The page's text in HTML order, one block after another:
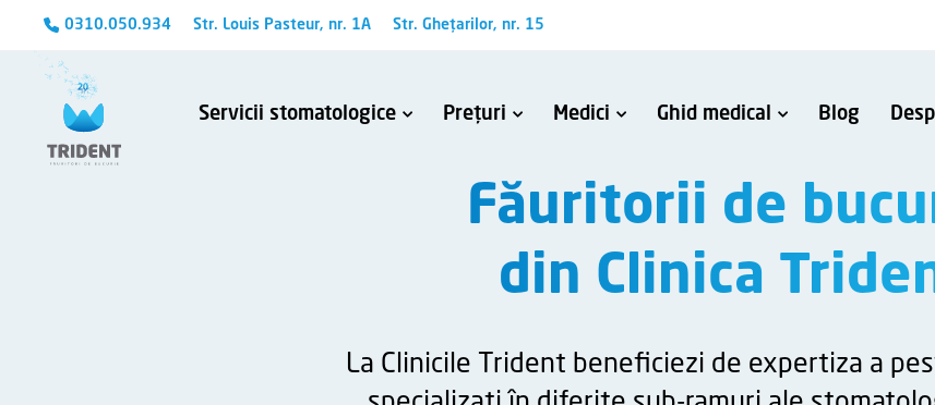
0310.050.934 Str. Louis Pasteur, nr. 1A Str. Ghețarilor, nr. 15
Servicii stomatologice Prețuri Medici Ghid medical Blog
Făuritorii de
din Clinica
La Clinicile Trident beneficiezi de expertiza a